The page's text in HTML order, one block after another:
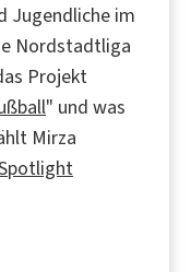
Jugendliche im
Nordstadtliga
Projekt
" und was
Mirza